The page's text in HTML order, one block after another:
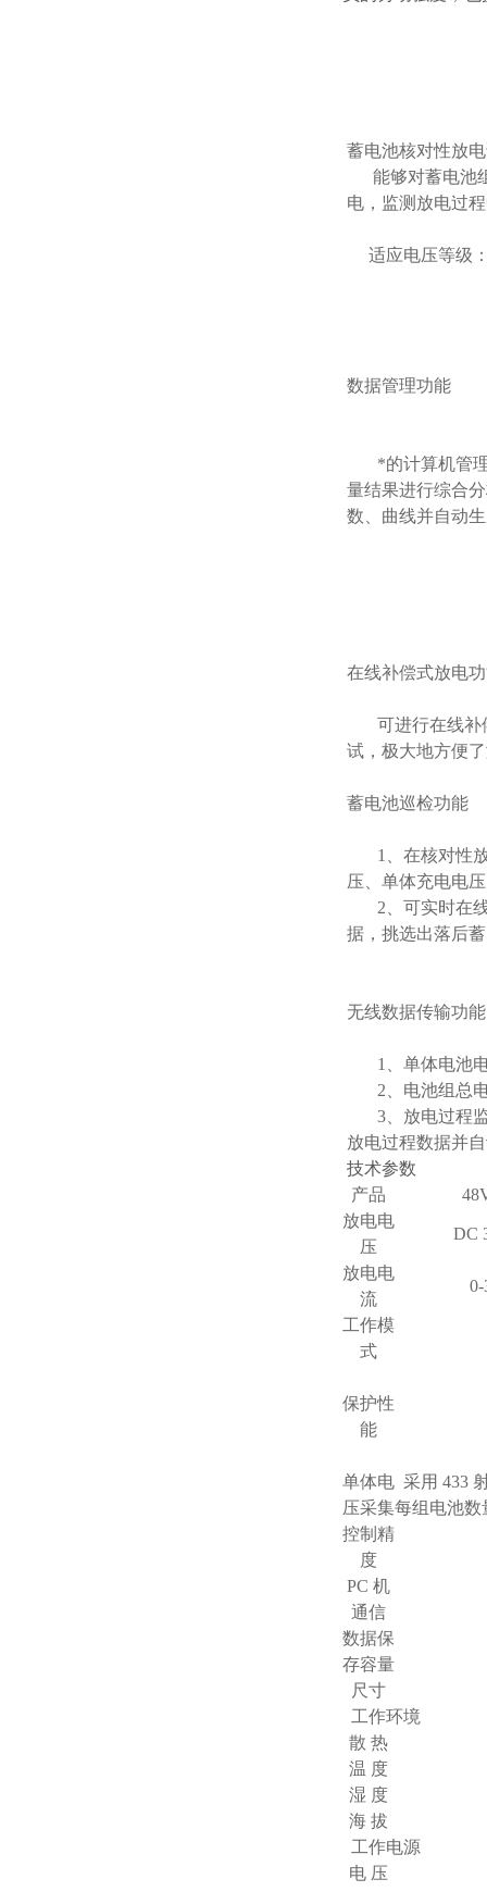
蓄电池核对性放
能够对蓄电池组
电，监测放电过
适应电压等级
数据管理功能
*的计算机管理
量结果进行综合
数、曲线并自动
在线补偿式放电
可进行在线补
试，极大地方便
蓄电池巡检功能
1、在核对性放
压、单体充电电
2、可实时在线
据，挑选出落后
无线数据传输功能
1、单体电池电
2、电池组总电
3、放电过程监
放电过程数据并
技术参数
产品
放电电
压
DC
放电电
流
工作模
式
保护性
能
单体电
压采集
采用 433
每组电池数
控制精
度
PC 机
通信
数据保
存容量
尺寸
工作环境
散 热
温 度
湿 度
海 拔
工作电源
电 压